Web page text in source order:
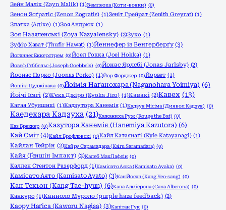
Зейн Малік (Zayn Malik) (1)Землеока (Коти-вояки) (0)
Зенон Зоґратіс (Zenon Zogratis) (1)Зеніт Грейрат (Zenith Greyrat) (1)
Златка (Адіке) (1)Зоя Андрюк (1)
Зоя Назяленські (Zoya Nazyalensky) (2)Зуко (1)
Зуфір Хават (Thufir Hawat) (1)Йеннефер із Венґерберґу (3)
Йоганнес Еккерстрем (0)Йоел Гокка (Joel Hokka) (1)
Йозеф Геббельс (Joseph Goebbels) (0)Йонас Ярлсбі (Jonas Jarlsby) (2)
Йоонас Порко (Joonas Porko) (1)Йор Форджер (0)Йорвет (1)
Йошікі Цуджінака (0)Йоімія Наґанохара (Naganohara Yoimiya) (6)
Йоічі Ісагі (2)К'єка Джіро (Kyoka Jiro) (1)Кавакі (2)Кавех (13)
Кагая Убуяшикі (1)Кадзутора Ханемія (1)Кадзуя Місіма (Диявол Кадзуя) (0)
Каедехара Кадзуха (21)Кажаниха Руж (Rouge the Bat) (0)
Каз Бреккер (0)Казутора Ханемія (Hanemiya Kazutora) (6)
Кай Сміт (4)Кайл Брофловскі (0)Кайл Катаянаґі (Kyle Katayanagi) (1)
Кайлан Тейрін (2)Кайру Сарамадара (Kairu Saramadara) (0)
Кайя (Ґеншін Імпакт) (2)Калеб МакЛафлін (0)
Каллен Стентон Разерфорд (1)Камісато Аяка (Kamisato Ayaka) (0)
Камісато Аято (Kamisato Ayato) (3)Кан Йосан (Kang Yeo-sang) (0)
Кан Техьон (Kang Tae-hyun) (6)Кана Альберона (Cana Alberona) (0)
Канкуро (1)Канноло Муроло (purple haze feedback) (2)
Каору Наґіса (Kaworu Nagisa) (3)Капітан Гук (0)